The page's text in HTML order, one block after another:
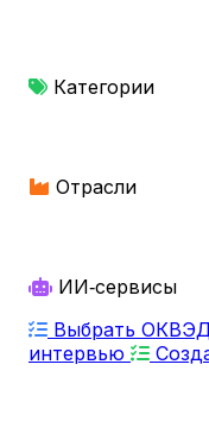
Категории
Отрасли
ИИ‑сервисы
Выбрать
интервью